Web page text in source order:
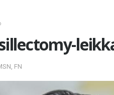
FN